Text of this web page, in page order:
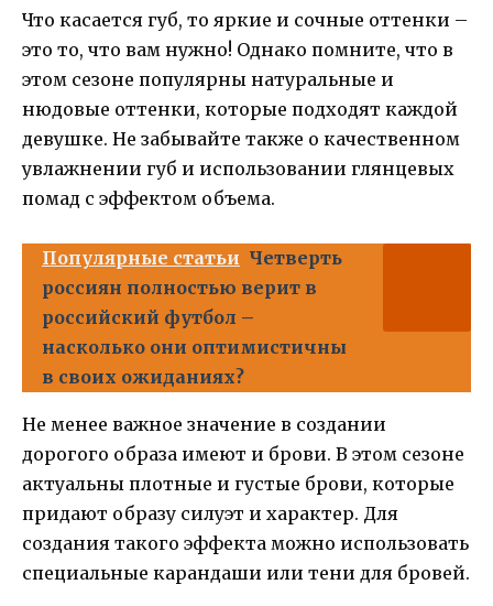
Что касается губ, то яркие и сочные оттенки –
это то, что вам нужно! Однако помните, что в
этом сезоне популярны натуральные и
нюдовые оттенки, которые подходят каждой
девушке. Не забывайте также о качественном
увлажнении губ и использовании глянцевых
помад с эффектом объема.
Популярные статьи Четверть
россиян полностью верит в
российский футбол –
насколько они оптимистичны
в своих ожиданиях?
Не менее важное значение в создании
дорогого образа имеют и брови. В этом сезоне
актуальны плотные и густые брови, которые
придают образу силуэт и характер. Для
создания такого эффекта можно использовать
специальные карандаши или тени для бровей.